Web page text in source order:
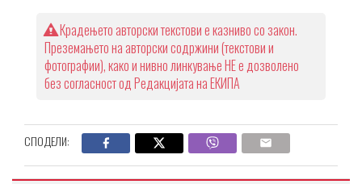
Крадењето авторски текстови е казниво со закон.
Преземањето на авторски содржини (текстови и
фотографии), како и нивно линкување НЕ е дозволено
без согласност од Редакцијата на ЕКИПА
СПОДЕЛИ: